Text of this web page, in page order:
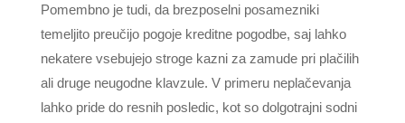
Pomembno je tudi, da brezposelni posamezniki
temeljito preučijo pogoje kreditne pogodbe, saj lahko
nekatere vsebujejo stroge kazni za zamude pri plačilih
ali druge neugodne klavzule. V primeru neplačevanja
lahko pride do resnih posledic, kot so dolgotrajni sodni